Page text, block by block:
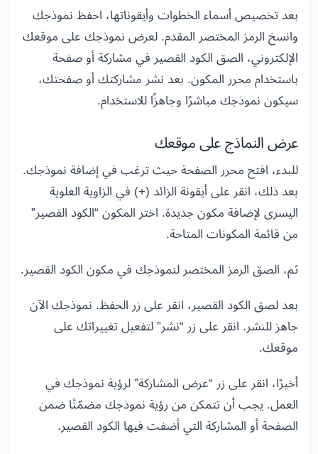
بعد تخصيص أسماء الخطوات وأيقوناتها، احفظ نموذجك
وانسخ الرمز المختصر المقدم. لعرض نموذجك على موقعك
الإلكتروني، الصق الكود القصير في مشاركة أو صفحة
باستخدام محرر المكون. بعد نشر مشاركتك أو صفحتك،
سيكون نموذجك مباشرًا وجاهزًا للاستخدام.
عرض النماذج على موقعك
للبدء، افتح محرر الصفحة حيث ترغب في إضافة نموذجك.
بعد ذلك، انقر على أيقونة الزائد (+) في الزاوية العلوية
اليسرى لإضافة مكون جديدة. اختر المكون “الكود القصير”
من قائمة المكونات المتاحة.
ثم، الصق الرمز المختصر لنموذجك في مكون الكود القصير.
بعد لصق الكود القصير، انقر على زر الحفظ. نموذجك الآن
جاهز للنشر. انقر على زر “نشر” لتفعيل تغييراتك على
موقعك.
أخيرًا، انقر على زر “عرض المشاركة” لرؤية نموذجك في
العمل. يجب أن تتمكن من رؤية نموذجك مضمّنًا ضمن
الصفحة أو المشاركة التي أضفت فيها الكود القصير.